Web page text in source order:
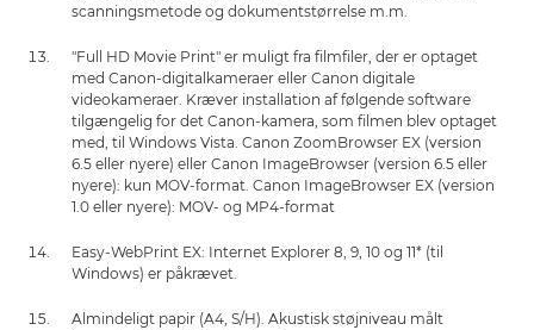
scanningsmetode og dokumentstørrelse m.m.
"Full HD Movie Print" er muligt fra filmfiler, der er optaget
med Canon-digitalkameraer eller Canon digitale
videokameraer. Kræver installation af følgende software
tilgængelig for det Canon-kamera, som filmen blev optaget
med, til Windows Vista. Canon ZoomBrowser EX (version
6.5 eller nyere) eller Canon ImageBrowser (version 6.5 eller
nyere): kun MOV-format. Canon ImageBrowser EX (version
1.0 eller nyere): MOV- og MP4-format
Easy-WebPrint EX: Internet Explorer 8, 9, 10 og 11* (til
Windows) er påkrævet.
Almindeligt papir (A4, S/H). Akustisk støjniveau målt